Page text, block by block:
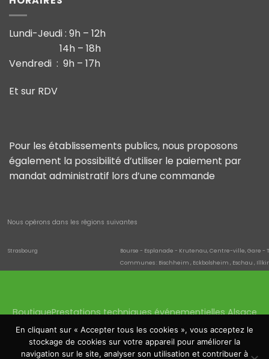
Lundi-Jeudi : 9h – 12h
14h – 18h
Vendredi : 9h – 17h
Et sur RDV
Pour les établissements publics, nous proposons
également la possibilité d’utiliser le paiement par
mandat administratif lors d’une commande
Nous opérons dans les régions suivantes
Strasbourg
Bourse - Esplanade - Krutenau, Centre-ville, Gare -
Communes : Bischheim , Eckbolsheim , Eschau ,
Haguenau
Batzendorf , Biblisheim , Bischwiller , Bitschhoffen ,
Molsheim
Altorf , Avolsheim , Dachstein , Dorlisheim , Mutzig ,
Bourse, Esplanade, Krutenau
BoutiquePrestations techniques événementielles Alsace
Location sonorisation HaguenauLocation éclairage
Location écrans SaverneLocation tentes
Location structures et podiumMatériel mairie Strasbourg
En cliquant sur « Accepter tous les cookies », vous acceptez le
stockage de cookies sur votre appareil pour améliorer la
navigation sur le site, analyser son utilisation et contribuer à